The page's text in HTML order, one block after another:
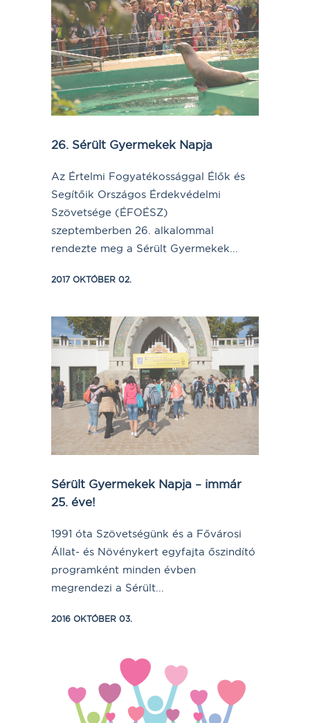
26. Sérült Gyermekek Napja
Az Értelmi Fogyatékossággal Élők és
Segítőik Országos Érdekvédelmi
Szövetsége (ÉFOÉSZ)
szeptemberben 26. alkalommal
rendezte meg a Sérült Gyermekek...
2017 OKTÓBER 02.
Sérült Gyermekek Napja – immár
25. éve!
1991 óta Szövetségünk és a Fővárosi
Állat- és Növénykert egyfajta őszindító
programként minden évben
megrendezi a Sérült...
2016 OKTÓBER 03.